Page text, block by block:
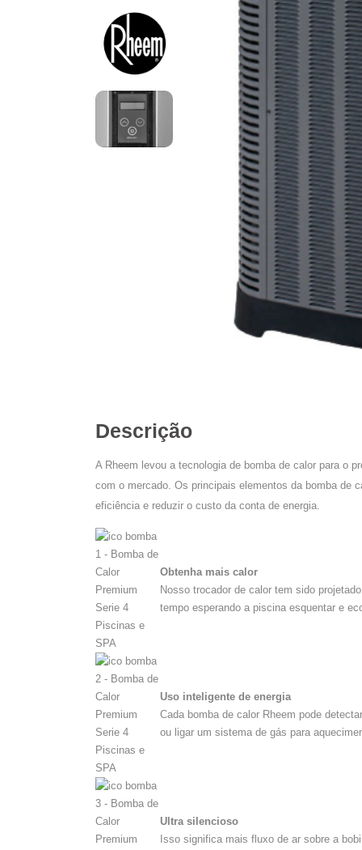
Descrição
A Rheem levou a tecnologia de bomba de calor para o
com o mercado. Os principais elementos da bomba de
eficiência e reduzir o custo da conta de energia.
Obtenha mais calor
Nosso trocador de calor tem sido
tempo esperando a piscina esquentar e
Uso inteligente de energia
Cada bomba de calor Rheem pode
ou ligar um sistema de gás para
Ultra silencioso
Isso significa mais fluxo de ar sobre a